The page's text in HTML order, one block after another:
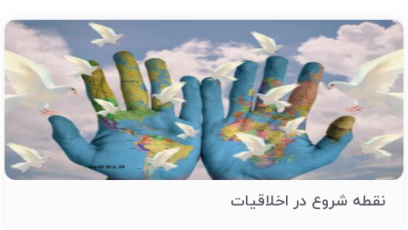
نقطه شروع در اخلاقیات